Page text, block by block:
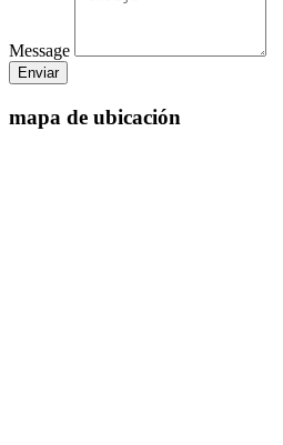
Message
Enviar
mapa de ubicación